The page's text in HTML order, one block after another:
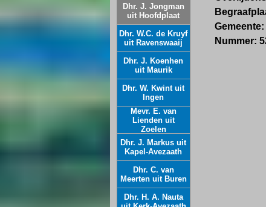
Dhr. J. Jongman
uit Hoofdplaat
Dhr. W.C. de Kruyf
uit Ravenswaaij
Dhr. J. Koenhen
uit Maurik
Dhr. W. Kwint uit
Ingen
Mevr. E. van
Lienden uit
Zoelen
Dhr. J. Markus uit
Kapel-Avezaath
Dhr. C. van
Meerten uit Buren
Dhr. H. A. Nauta